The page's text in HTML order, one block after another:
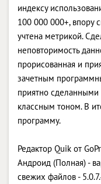
индексу
100 000 000+, впору
учтена метрикой.
неповторимость
прорисованная и
зачетным
приятно сделанными
классным тоном. В
программу.
Редактор Quik от
Андроид (Полная) -
свежих файлов -